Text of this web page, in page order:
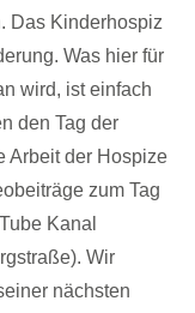
Das Kinderhospiz
Was hier für
wird, ist einfach
den Tag der
Arbeit der Hospize
zum Tag
Kanal
Wir
nächsten